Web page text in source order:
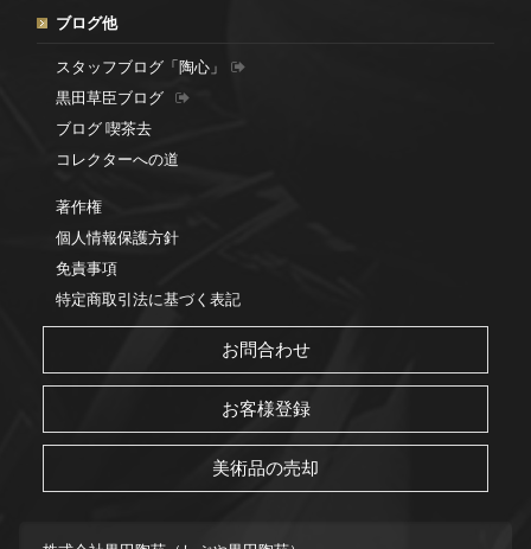
ブログ他
スタッフブログ「陶心」
黒田草臣ブログ
ブログ 喫茶去
コレクターへの道
著作権
個人情報保護方針
免責事項
特定商取引法に基づく表記
お問合わせ
お客様登録
美術品の売却